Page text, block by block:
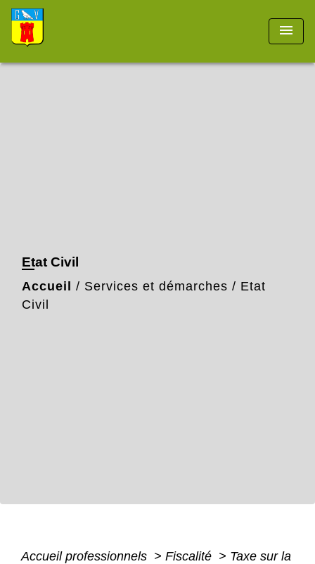
menu
Etat Civil
Accueil / Services et démarches / Etat
Civil
Accueil professionnels > Fiscalité > Taxe sur la